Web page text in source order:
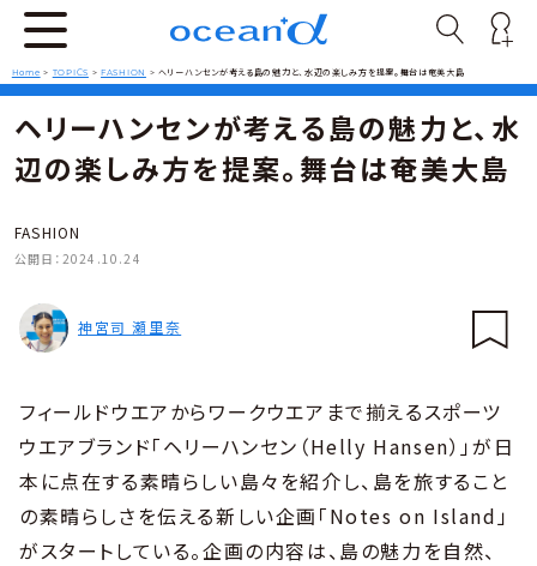
Home > TOPICS >FASHION >ヘリーハンセンが考える島の魅力と、水辺の楽しみ方を提案。舞台は奄美大島
ヘリーハンセンが考える島の魅力と、水
辺の楽しみ方を提案。舞台は奄美大島
FASHION
公開日： 2024.10.24
神宮司 瀬里奈
フィールドウエアからワークウエアまで揃えるスポーツ
ウエアブランド「ヘリーハンセン（Helly Hansen）」が日
本に点在する素晴らしい島々を紹介し、島を旅すること
の素晴らしさを伝える新しい企画「Notes on Island」
がスタートしている。企画の内容は、島の魅力を自然、